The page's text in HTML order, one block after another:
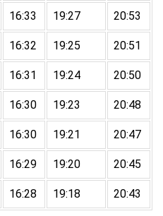
16:33 19:27 20:53
16:32 19:25 20:51
16:31 19:24 20:50
16:30 19:23 20:48
16:30 19:21 20:47
16:29 19:20 20:45
16:28 19:18 20:43